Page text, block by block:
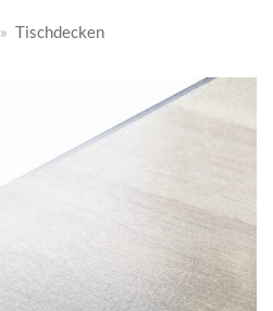
» Tischdecken